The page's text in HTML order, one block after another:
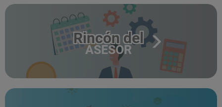
Rincón del
ASESOR